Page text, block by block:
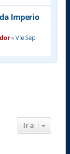
Imperio
«Vie Sep
Ir a